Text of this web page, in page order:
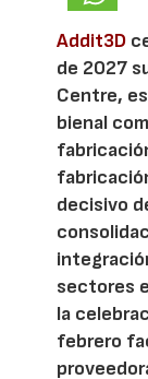
Addit3D
de 2027
Centre,
bienal
decisivo
sectores
la
febrero